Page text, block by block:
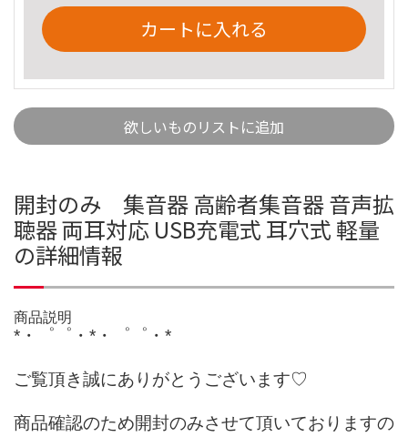
カートに入れる
欲しいものリストに追加
開封のみ 集音器 高齢者集音器 音声拡
聴器 両耳対応 USB充電式 耳穴式 軽量
の詳細情報
商品説明
*・゜゜・*・゜゜・*
ご覧頂き誠にありがとうございます♡
商品確認のため開封のみさせて頂いておりますの